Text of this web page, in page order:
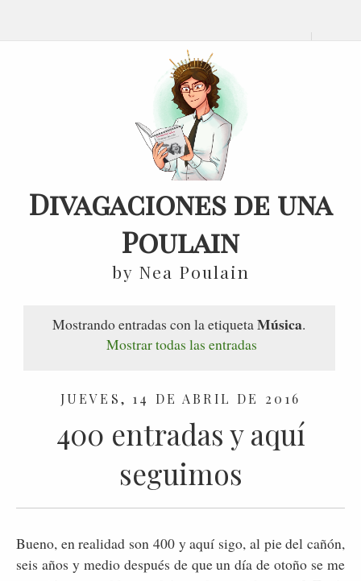
Divagaciones de una
Poulain
by Nea Poulain
Mostrando entradas con la etiquetaMúsica.
Mostrar todas las entradas
JUEVES, 14 DE ABRIL DE 2016
400 entradas y aquí
seguimos
Bueno, en realidad son 400 y aquí sigo, al pie del cañón,
seis años y medio después de que un día de otoño se me